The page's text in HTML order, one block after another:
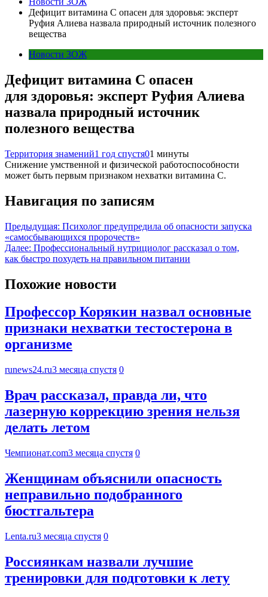
Дефицит витамина С опасен для здоровья: эксперт
Руфия Алиева назвала природный источник полезного
вещества
Новости ЗОЖ
Дефицит витамина С опасен
для здоровья: эксперт Руфия Алиева
назвала природный источник
полезного вещества
Территория знамений1 год спустя01 минуты
Снижение умственной и физической работоспособности
может быть первым признаком нехватки витамина С.
Навигация по записям
Предыдущая: Психолог предупредила об опасности запуска
«самосбывающихся пророчеств»
Далее: Профессиональный нутрициолог рассказал о том,
как быстро похудеть на правильном питании
Похожие новости
Профессор Корякин назвал основные
признаки нехватки тестостерона в
организме
runews24.ru3 месяца спустя 0
Врач рассказал, правда ли, что
лазерную коррекцию зрения нельзя
делать летом
Чемпионат.com3 месяца спустя 0
Женщинам объяснили опасность
неправильно подобранного
бюстгальтера
Lenta.ru3 месяца спустя 0
Россиянкам назвали лучшие
тренировки для подготовки к лету